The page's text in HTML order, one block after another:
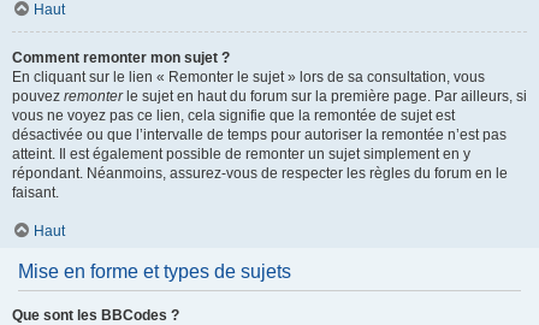
Haut
Comment remonter mon sujet ?
En cliquant sur le lien « Remonter le sujet » lors de sa consultation, vous
pouvez remonterle sujet en haut du forum sur la première page. Par ailleurs, si
vous ne voyez pas ce lien, cela signifie que la remontée de sujet est
désactivée ou que l’intervalle de temps pour autoriser la remontée n’est pas
atteint. Il est également possible de remonter un sujet simplement en y
répondant. Néanmoins, assurez-vous de respecter les règles du forum en le
faisant.
Haut
Mise en forme et types de sujets
Que sont les BBCodes ?